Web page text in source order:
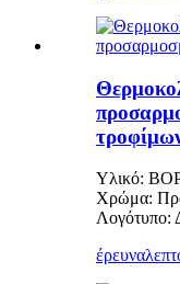
Υλικό:
Χρώμα:
Λογότυπο:
έρευνα